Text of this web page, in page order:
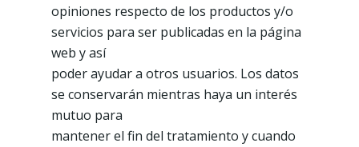
opiniones respecto de los productos y/o
servicios para ser publicadas en la página
web y así
poder ayudar a otros usuarios. Los datos
se conservarán mientras haya un interés
mutuo para
mantener el fin del tratamiento y cuando